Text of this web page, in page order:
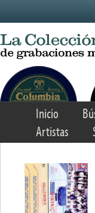
Inicio
Artistas